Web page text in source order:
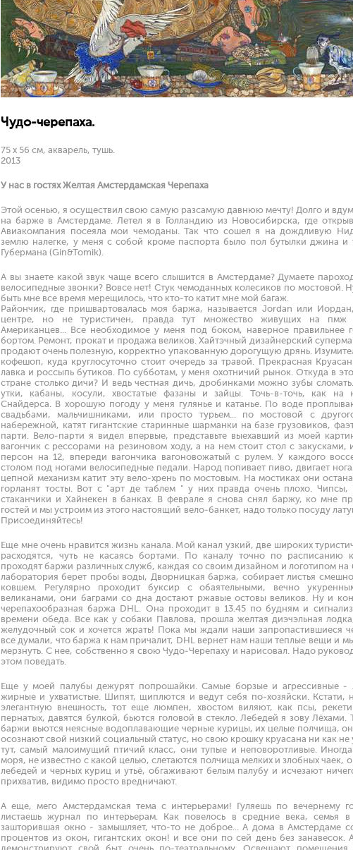
Чудо-черепаха.
75 х 56 см, акварель, тушь.
2013
У нас в гостях Желтая Амстердамская Черепаха
Этой осенью, я осуществил свою самую разсамую давнюю мечту! Долго и
на барже в Амстердаме. Летел я в Голландию из Новосибирска, где
Авиакомпания посеяла мои чемоданы. Так что сошел я на дождливую
землю налегке, у меня с собой кроме паспорта было пол бутылки джина и
Губермана (Gin&Tomik).
А вы знаете какой звук чаще всего слышится в Амстердаме? Думаете
велосипедные звонки? Вовсе нет! Стук чемоданных колесиков по мостовой.
быть мне все время мерещилось, что кто-то катит мне мой багаж.
Райончик, где пришвартовалась моя баржа, называется Jordan или
центре, но не туристичен, правда тут множество живущих на пмж
Американцев... Все необходимое у меня под боком, наверное правильнее
бортом. Ремонт, прокат и продажа великов. Хайтэчный дизайнерский
продают очень полезную, корректно упакованную дорогущую дрянь.
кофешоп, куда круглосуточно стоит очередь за травой. Прекрасная
лавка и россыпь бутиков. По субботам, у меня охотничий рынок. Откуда в
стране столько дичи? И ведь честная дичь, дробинками можно зубы
утки, кабаны, косули, хвостатые фазаны и зайцы. Точь-в-точь, как на
Снайдерса. В хорошую погоду у меня гулянье и катанье. По воде
свадьбами, мальчишниками, или просто турьем... по мостовой с
набережной, катят гигантские старинные шарманки на базе грузовиков,
парти. Вело-парти я видел впервые, представьте выехавший из моей
вагончик с рессорами на резиновом ходу, а на нем стоит стол с закусками,
персон на 12, впереди вагончика вагоновожатый с рулем. У каждого
столом под ногами велосипедные педали. Народ попивает пиво, двигает
цепной механизм катит эту вело-хрень по мостовым. На мостиках они
горланят тосты. Вот с "арт де таблем " у них правда очень плохо. Чипсы,
стаканчики и Хайнекен в банках. В феврале я снова снял баржу, ко мне
гостей и мы устроим из этого настоящий вело-банкет, надо только посуду
Присоединяйтесь!
Еще мне очень нравится жизнь канала. Мой канал узкий, две широких
расходятся, чуть не касаясь бортами. По каналу точно по расписанию
проходят баржи различных служб, каждая со своим дизайном и логотипом на
лаборатория берет пробы воды, Дворницкая баржа, собирает листья
ковшем. Регулярно проходит буксир с обаятельными, вечно
великанами, они баграми со дна достают ржавые остовы великов. Ну и
черепахообразная баржа DHL. Она проходит в 13.45 по будням и
времени обеда. Все как у собаки Павлова, прошла желтая диэчэльная
желудочный сок и хочется жрать! Пока мы ждали наши запропастившиеся
все думали, что баржа к нам причалит, DHL вернет нам наши теплые вещи и
мерзнуть. С нее, собственно я свою Чудо-Черепаху и нарисовал. Надо
этом поведать.
Еще у моей палубы дежурят попрошайки. Самые борзые и агрессивные -
жирные и ухватистые. Шипят, щиплются и ведут себя по-хозяйски. Кстати,
элегантную внешность, тот еще люмпен, хвостом виляют, как псы,
пернатых, давятся булкой, бьются головой в стекло. Лебедей я зову Лёхами.
баржи вьются неясные водоплавающие черные курицы, их целые полчища,
осознают свой низкий социальный статус, но свою крошку круасана ни как не
тут, самый малоимущий птичий класс, они тупые и неповоротливые.
моря, не известно с какой целью, слетаются полчища мелких и злобных чаек,
лебедей и черных куриц и утьё, обгаживают белым палубу и исчезают
прихватив, видимо просто вредничают.
А еще, мего Амстердамская тема с интерьерами! Гуляешь по вечернему
листаешь журнал по интерьерам. Как повелось в средние века, семья в
зашторившая окно - замышляет, что-то не доброе... А дома в Амстердаме
процентов из окон, гигантских окон! и все они по сей день без занавесок.